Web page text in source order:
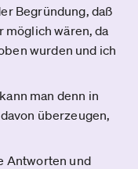
Begründung, daß
möglich wären, da
wurden und ich
man denn in
überzeugen,
Antworten und